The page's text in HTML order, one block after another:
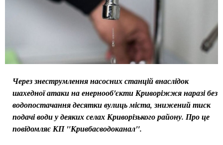
Через знеструмлення насосних станцій внаслідок
шахедної атаки на енернооб'єкти Криворіжжя наразі без
водопостачання десятки вулиць міста, знижений тиск
подачі води у деяких селах Криворізького району. Про це
повідомляє КП "Кривбасводоканал".